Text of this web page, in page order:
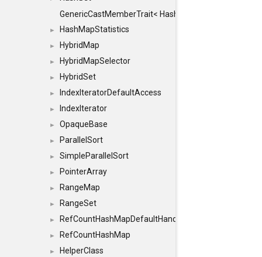
GenericCastMemberTrait< HashSet< TO >, HashSet<
► HashMapStatistics
► HybridMap
► HybridMapSelector
► HybridSet
► IndexIteratorDefaultAccess
► IndexIterator
► OpaqueBase
► ParallelSort
► SimpleParallelSort
► PointerArray
► RangeMap
► RangeSet
► RefCountHashMapDefaultHandler
► RefCountHashMap
► HelperClass